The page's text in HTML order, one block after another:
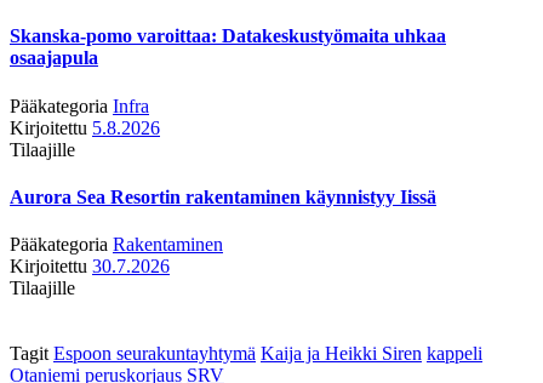
Skanska-pomo varoittaa: Datakeskustyömaita uhkaa
osaajapula
Pääkategoria Infra
Kirjoitettu 5.8.2026
Tilaajille
Aurora Sea Resortin rakentaminen käynnistyy Iissä
Pääkategoria Rakentaminen
Kirjoitettu 30.7.2026
Tilaajille
Tagit Espoon seurakuntayhtymä Kaija ja Heikki Siren kappeli
Otaniemi peruskorjaus SRV